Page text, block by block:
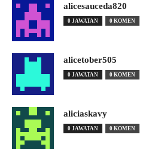
alicesauceda820
0 JAWATAN 0 KOMEN
alicetober505
0 JAWATAN 0 KOMEN
aliciaskavy
0 JAWATAN 0 KOMEN